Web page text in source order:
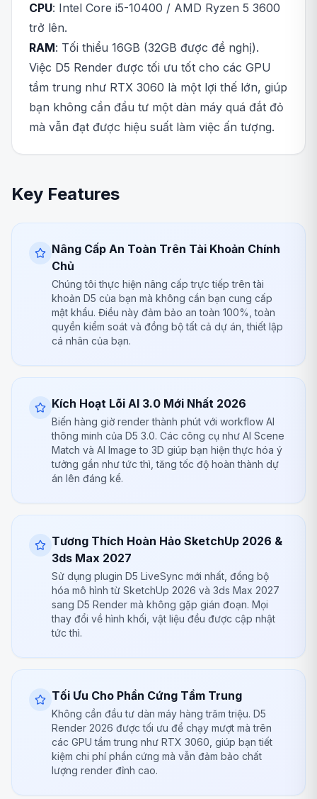
CPU: Intel Core i5-10400 / AMD Ryzen 5 3600
trở lên.
RAM: Tối thiểu 16GB (32GB được đề nghị).
Việc D5 Render được tối ưu tốt cho các GPU
tầm trung như RTX 3060 là một lợi thế lớn, giúp
bạn không cần đầu tư một dàn máy quá đắt đỏ
mà vẫn đạt được hiệu suất làm việc ấn tượng.
Key Features
Nâng Cấp An Toàn Trên Tài Khoản Chính
Chủ
Chúng tôi thực hiện nâng cấp trực tiếp trên tài
khoản D5 của bạn mà không cần bạn cung cấp
mật khẩu. Điều này đảm bảo an toàn 100%, toàn
quyền kiểm soát và đồng bộ tất cả dự án, thiết lập
cá nhân của bạn.
Kích Hoạt Lõi AI 3.0 Mới Nhất 2026
Biến hàng giờ render thành phút với workflow AI
thông minh của D5 3.0. Các công cụ như AI Scene
Match và AI Image to 3D giúp bạn hiện thực hóa ý
tưởng gần như tức thì, tăng tốc độ hoàn thành dự
án lên đáng kể.
Tương Thích Hoàn Hảo SketchUp 2026 &
3ds Max 2027
Sử dụng plugin D5 LiveSync mới nhất, đồng bộ
hóa mô hình từ SketchUp 2026 và 3ds Max 2027
sang D5 Render mà không gặp gián đoạn. Mọi
thay đổi về hình khối, vật liệu đều được cập nhật
tức thì.
Tối Ưu Cho Phần Cứng Tầm Trung
Không cần đầu tư dàn máy hàng trăm triệu. D5
Render 2026 được tối ưu để chạy mượt mà trên
các GPU tầm trung như RTX 3060, giúp bạn tiết
kiệm chi phí phần cứng mà vẫn đảm bảo chất
lượng render đỉnh cao.